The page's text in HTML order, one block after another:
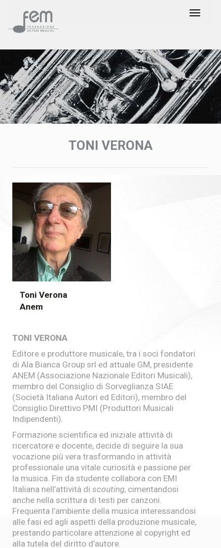
TONI VERONA
Toni Verona
Anem
TONI VERONA
Editore e produttore musicale, tra i soci fondatori
di Ala Bianca Group srl ed attuale GM, presidente
ANEM (Associazione Nazionale Editori Musicali),
membro del Consiglio di Sorveglianza SIAE
(Società Italiana Autori ed Editori), membro del
Consiglio Direttivo PMI (Produttori Musicali
Indipendenti).
Formazione scientifica ed iniziale attività di
ricercatore e docente, decide di seguire la sua
vocazione più vera trasformando in attività
professionale una vitale curiosità e passione per
la musica. Fin da studente collabora con EMI
Italiana nell’attività di scouting, cimentandosi
anche nella scrittura di testi per canzoni.
Frequenta l’ambiente della musica interessandosi
alle fasi ed agli aspetti della produzione musicale,
prestando particolare attenzione al copyright ed
alla tutela del diritto d’autore.